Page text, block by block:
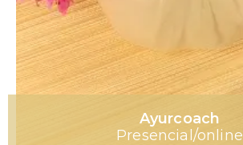
Ayurcoach
Presencial/online